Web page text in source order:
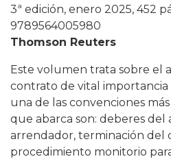
3ª edición, enero 2025, 452
9789564005980
Thomson Reuters
Este volumen trata sobre el
contrato de vital
una de las convenciones
que abarca son: deberes del
arrendador, terminación del
procedimiento monitorio